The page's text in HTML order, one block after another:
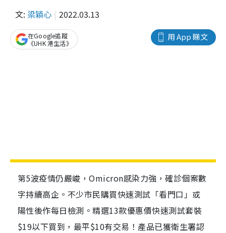
文: 梁穎心 2022.03.13
用 App 睇文
在Google追蹤
《UHK 港生活》
第5波疫情仍嚴峻，Omicron感染力強，確診個案數
字持續高企。不少市民購買快速測試「看門口」或
陽性後作每日檢測。精選13款優惠價快速測試套裝
$19以下買到，最平$10有交易！產品已獲衛生署認